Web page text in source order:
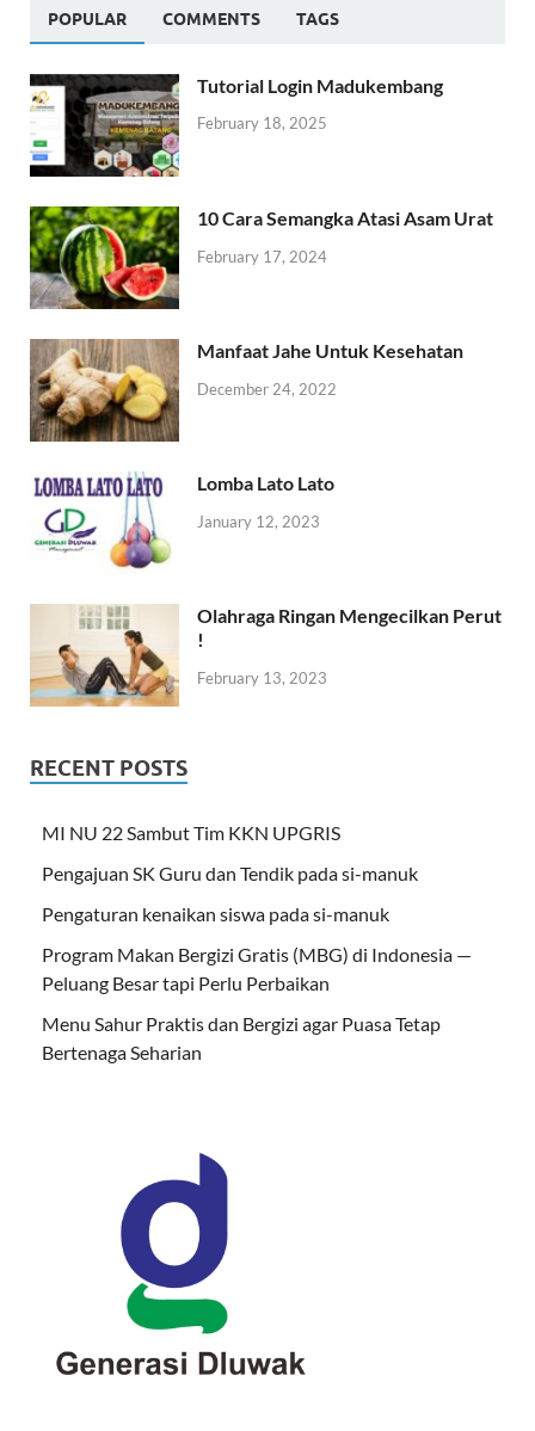
POPULAR COMMENTS TAGS
Tutorial Login Madukembang
February 18, 2025
10 Cara Semangka Atasi Asam Urat
February 17, 2024
Manfaat Jahe Untuk Kesehatan
December 24, 2022
Lomba Lato Lato
January 12, 2023
Olahraga Ringan Mengecilkan Perut
!
February 13, 2023
RECENT POSTS
MI NU 22 Sambut Tim KKN UPGRIS
Pengajuan SK Guru dan Tendik pada si-manuk
Pengaturan kenaikan siswa pada si-manuk
Program Makan Bergizi Gratis (MBG) di Indonesia —
Peluang Besar tapi Perlu Perbaikan
Menu Sahur Praktis dan Bergizi agar Puasa Tetap
Bertenaga Seharian